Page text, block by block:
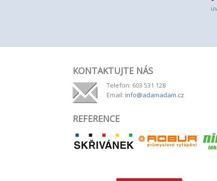
KONTAKTUJTE NÁS
Telefon: 603 531 128
Email: info@adamadam.cz
REFERENCE